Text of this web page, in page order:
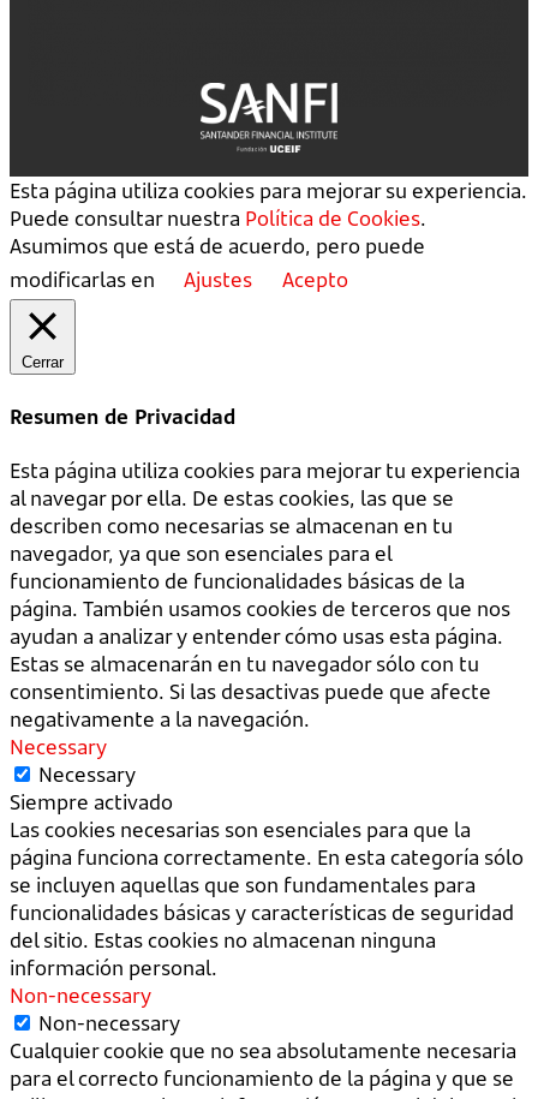
Esta página utiliza cookies para mejorar su experiencia.
Puede consultar nuestra Política de Cookies.
Asumimos que está de acuerdo, pero puede
modificarlas en
Ajustes Acepto
Cerrar
Resumen de Privacidad
Esta página utiliza cookies para mejorar tu experiencia
al navegar por ella. De estas cookies, las que se
describen como necesarias se almacenan en tu
navegador, ya que son esenciales para el
funcionamiento de funcionalidades básicas de la
página. También usamos cookies de terceros que nos
ayudan a analizar y entender cómo usas esta página.
Estas se almacenarán en tu navegador sólo con tu
consentimiento. Si las desactivas puede que afecte
negativamente a la navegación.
Necessary
Necessary
Siempre activado
Las cookies necesarias son esenciales para que la
página funciona correctamente. En esta categoría sólo
se incluyen aquellas que son fundamentales para
funcionalidades básicas y características de seguridad
del sitio. Estas cookies no almacenan ninguna
información personal.
Non-necessary
Non-necessary
Cualquier cookie que no sea absolutamente necesaria
para el correcto funcionamiento de la página y que se